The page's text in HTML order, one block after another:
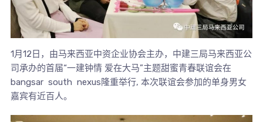
1月12日，由马来西亚中资企业协会主办，中建三局马来西亚公
司承办的首届“一建钟情 爱在大马”主题甜蜜青春联谊会在
bangsar south nexus隆重举行, 本次联谊会参加的单身男女
嘉宾有近百人。